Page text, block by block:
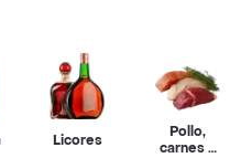
Licores
Pollo,
carnes y